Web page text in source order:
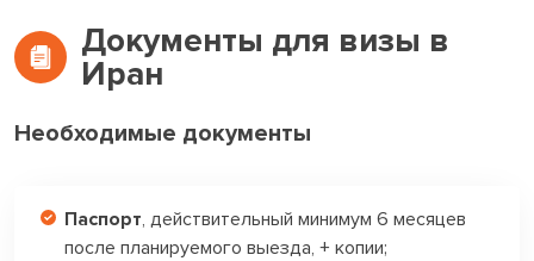
Документы для визы в
Иран
Необходимые документы
Паспорт, действительный минимум 6 месяцев
после планируемого выезда, + копии;